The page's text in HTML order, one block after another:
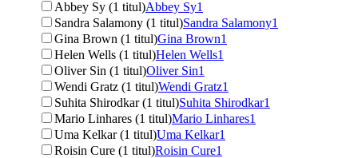
Abbey Sy (1 titul)Abbey Sy1
Sandra Salamony (1 titul)Sandra Salamony1
Gina Brown (1 titul)Gina Brown1
Helen Wells (1 titul)Helen Wells1
Oliver Sin (1 titul)Oliver Sin1
Wendi Gratz (1 titul)Wendi Gratz1
Suhita Shirodkar (1 titul)Suhita Shirodkar1
Mario Linhares (1 titul)Mario Linhares1
Uma Kelkar (1 titul)Uma Kelkar1
Roisin Cure (1 titul)Roisin Cure1